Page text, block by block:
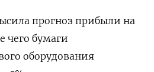
прогноз прибыли на
чего бумаги
оборудования